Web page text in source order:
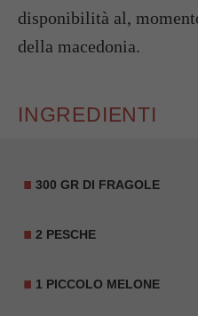
disponibilità al,
della macedonia.
INGREDIENTI
300 GR DI FRAGOLE
2 PESCHE
1 PICCOLO MELONE